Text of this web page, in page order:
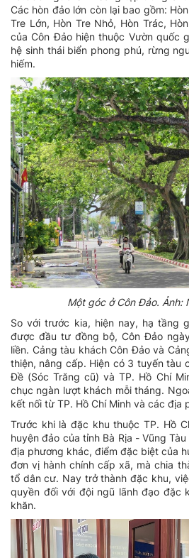
Các hòn đảo lớn còn lại bao gồm:
Tre Lớn, Hòn Tre Nhỏ, Hòn Trác,
của Côn Đảo hiện thuộc Vườn quốc
hệ sinh thái biển phong phú, rừng
hiếm.
Một góc ở Côn Đảo. Ảnh:
So với trước kia, hiện nay, hạ tầng
được đầu tư đồng bộ, Côn Đảo
liền. Cảng tàu khách Côn Đảo và
thiện, nâng cấp. Hiện có 3 tuyến tàu
Đề (Sóc Trăng cũ) và TP. Hồ Chí
chục ngàn lượt khách mỗi tháng.
kết nối từ TP. Hồ Chí Minh và các địa
Trước khi là đặc khu thuộc TP. Hồ
huyện đảo của tỉnh Bà Rịa - Vũng
địa phương khác, điểm đặc biệt của
đơn vị hành chính cấp xã, mà chia
tổ dân cư. Nay trở thành đặc khu,
quyền đối với đội ngũ lãnh đạo đặc
khăn.